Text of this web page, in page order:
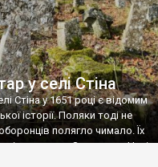
у селі Стіна
Стіна у 1651 році є відомим
історії. Поляки тоді не
полягло чимало. Їх
називався Замковим. Нині